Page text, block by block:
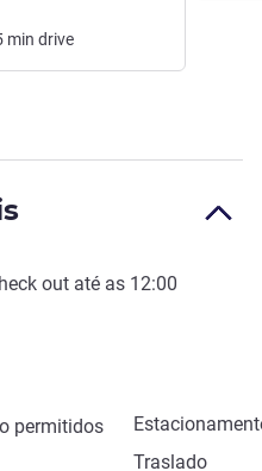
min drive
out até as 12:00
permitidos
Traslado